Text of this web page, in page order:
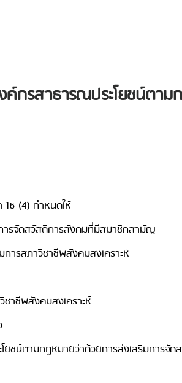
กรสาธารณประโยชน์ตา
(4) กำหนดให้
ารจัดสวัสดิการสังคมที่มีสมาชิกสามัญ
ารสภาวิชาชีพสังคมสงเคราะห์
าชีพสังคมสงเคราะห์
ชน์ตามกฎหมายว่าด้วยการส่งเสริมการจั